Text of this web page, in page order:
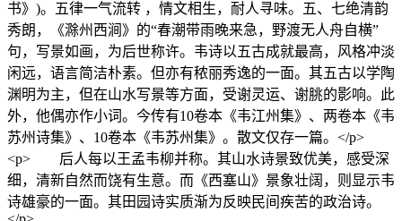
书》)。五律一气流转 ，情文相生，耐人寻味。五、七绝清韵
秀朗，《滁州西涧》的“春潮带雨晚来急，野渡无人舟自横”
句，写景如画，为后世称许。韦诗以五古成就最高，风格冲淡
闲远，语言简洁朴素。但亦有秾丽秀逸的一面。其五古以学陶
渊明为主，但在山水写景等方面，受谢灵运、谢朓的影响。此
外，他偶亦作小词。今传有10卷本《韦江州集》、两卷本《韦
苏州诗集》、10卷本《韦苏州集》。散文仅存一篇。</p>
<p> 后人每以王孟韦柳并称。其山水诗景致优美，感受深
细，清新自然而饶有生意。而《西塞山》景象壮阔，则显示韦
诗雄豪的一面。其田园诗实质渐为反映民间疾苦的政治诗。